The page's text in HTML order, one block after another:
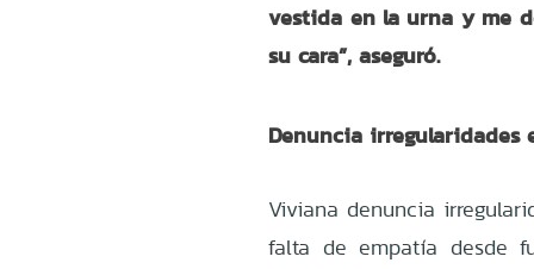
vestida en la urna y me
su cara”, aseguró.
Denuncia irregularidades
Viviana denuncia
falta de empatía desde